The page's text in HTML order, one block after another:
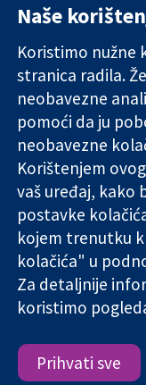
Pouzdani dokazi.
Utemeljeni
dokazi.
Bolje zdravlje.
The Cochrane
company limited by
England & Wales. VAT
Copyright © 2026 The
Uvjeti korištenja|
Politika kolačića|
Naše
Koristimo nužne
stranica radila.
neobavezne
pomoći da ju
neobavezne
Korištenjem
vaš uređaj, kako
postavke
kojem trenutku
kolačića" u
Za detaljnije
koristimo
Prihvati sve